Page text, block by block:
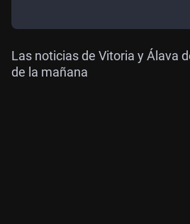
Las noticias de Vitoria y Álava
de la mañana